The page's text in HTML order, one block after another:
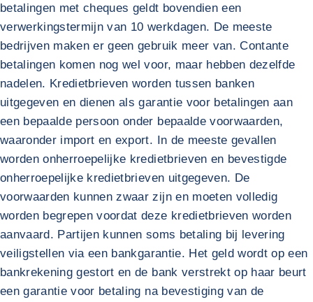
betalingen met cheques geldt bovendien een
verwerkingstermijn van 10 werkdagen. De meeste
bedrijven maken er geen gebruik meer van. Contante
betalingen komen nog wel voor, maar hebben dezelfde
nadelen. Kredietbrieven worden tussen banken
uitgegeven en dienen als garantie voor betalingen aan
een bepaalde persoon onder bepaalde voorwaarden,
waaronder import en export. In de meeste gevallen
worden onherroepelijke kredietbrieven en bevestigde
onherroepelijke kredietbrieven uitgegeven. De
voorwaarden kunnen zwaar zijn en moeten volledig
worden begrepen voordat deze kredietbrieven worden
aanvaard. Partijen kunnen soms betaling bij levering
veiligstellen via een bankgarantie. Het geld wordt op een
bankrekening gestort en de bank verstrekt op haar beurt
een garantie voor betaling na bevestiging van de